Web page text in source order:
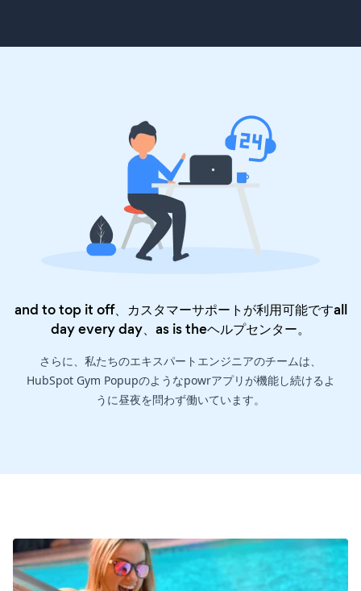
and to top it off、カスタマーサポートが利用可能ですall
day every day、as is theヘルプセンター。
さらに、私たちのエキスパートエンジニアのチームは、
HubSpot Gym Popupのようなpowrアプリが機能し続けるよ
うに昼夜を問わず働いています。